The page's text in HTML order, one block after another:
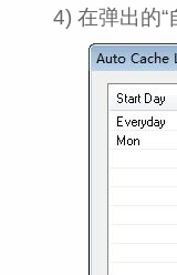
4) 在弹出的“自